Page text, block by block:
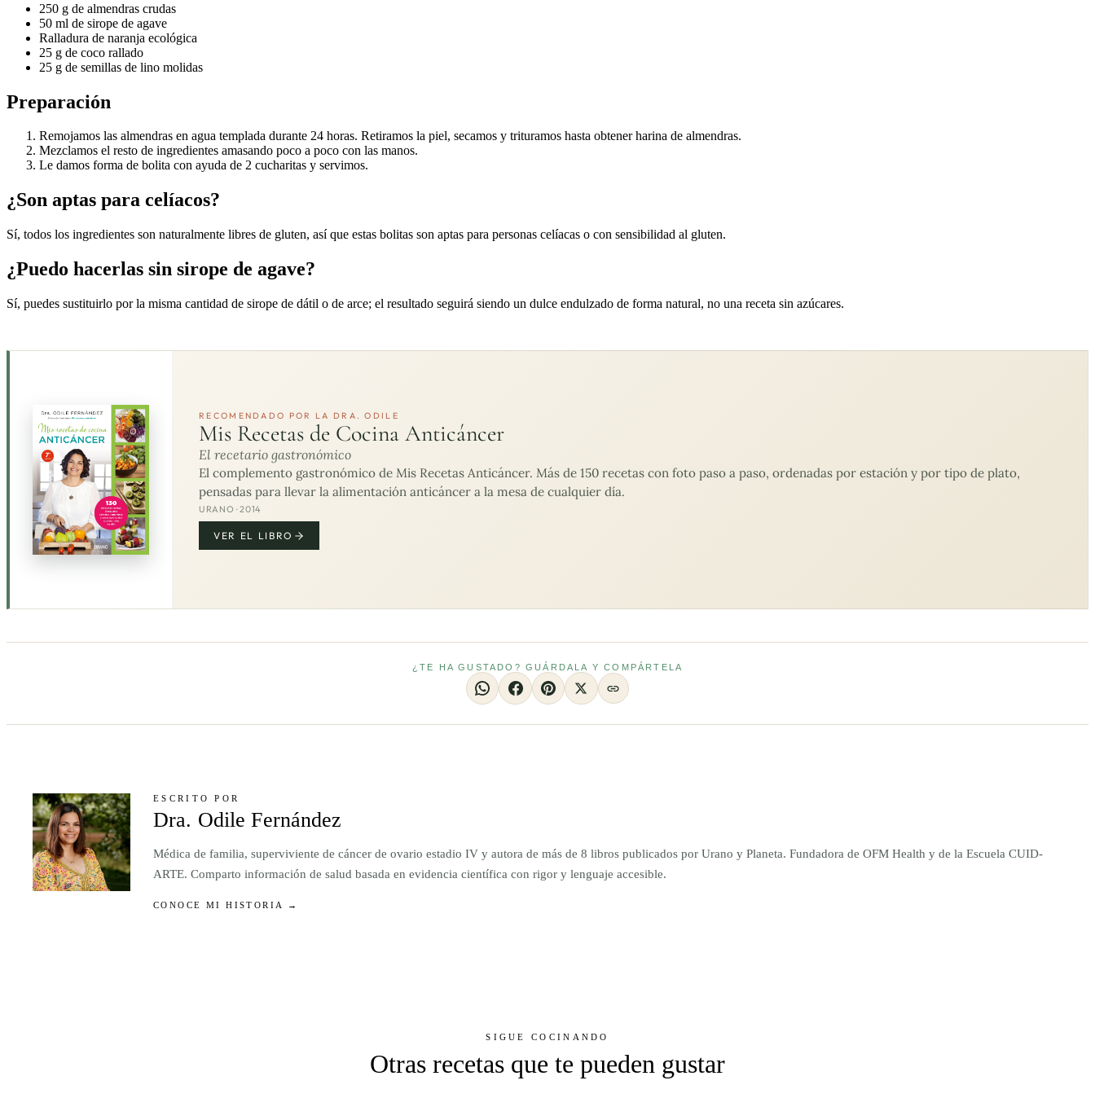
250 g de almendras crudas
50 ml de sirope de agave
Ralladura de naranja ecológica
25 g de coco rallado
25 g de semillas de lino molidas
Preparación
Remojamos las almendras en agua templada durante 24 horas. Retiramos la piel, secamos y trituramos hasta obtener harina de almendras.
Mezclamos el resto de ingredientes amasando poco a poco con las manos.
Le damos forma de bolita con ayuda de 2 cucharitas y servimos.
¿Son aptas para celíacos?
Sí, todos los ingredientes son naturalmente libres de gluten, así que estas bolitas son aptas para personas celíacas o con sensibilidad al gluten.
¿Puedo hacerlas sin sirope de agave?
Sí, puedes sustituirlo por la misma cantidad de sirope de dátil o de arce; el resultado seguirá siendo un dulce endulzado de forma natural, no una receta sin azúcares.
RECOMENDADO POR LA DRA. ODILE
Mis Recetas de Cocina Anticáncer
El recetario gastronómico
El complemento gastronómico de Mis Recetas Anticáncer. Más de 150 recetas con foto paso a paso, ordenadas por estación y por tipo de plato,
pensadas para llevar la alimentación anticáncer a la mesa de cualquier día.
URANO · 2014
VER EL LIBRO
¿TE HA GUSTADO? GUÁRDALA Y COMPÁRTELA
ESCRITO POR
Dra. Odile Fernández
Médica de familia, superviviente de cáncer de ovario estadio IV y autora de más de 8 libros publicados por Urano y Planeta. Fundadora de OFM Health y de la Escuela CUID-
ARTE. Comparto información de salud basada en evidencia científica con rigor y lenguaje accesible.
CONOCE MI HISTORIA →
SIGUE COCINANDO
Otras recetas que te pueden gustar